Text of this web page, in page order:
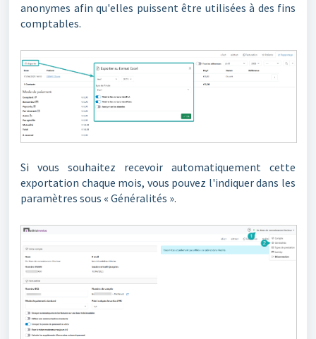
anonymes afin qu'elles puissent être utilisées à des fins
comptables.
Si vous souhaitez recevoir automatiquement cette
exportation chaque mois, vous pouvez l'indiquer dans les
paramètres sous « Généralités ».